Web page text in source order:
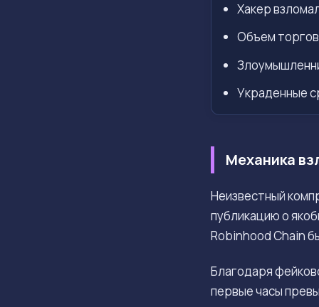
Хакер
Объем
Украденные
Механика
Неизвестный
публикацию о
Robinhood Chain
Благодаря
первые часы